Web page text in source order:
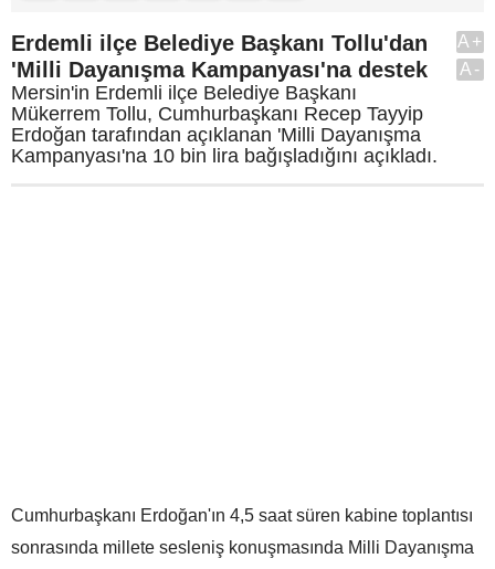
Erdemli ilçe Belediye Başkanı Tollu'dan
'Milli Dayanışma Kampanyası'na destek
Mersin'in Erdemli ilçe Belediye Başkanı
Mükerrem Tollu, Cumhurbaşkanı Recep Tayyip
Erdoğan tarafından açıklanan 'Milli Dayanışma
Kampanyası'na 10 bin lira bağışladığını açıkladı.
A+
A-
Cumhurbaşkanı Erdoğan'ın 4,5 saat süren kabine toplantısı
sonrasında millete sesleniş konuşmasında Milli Dayanışma